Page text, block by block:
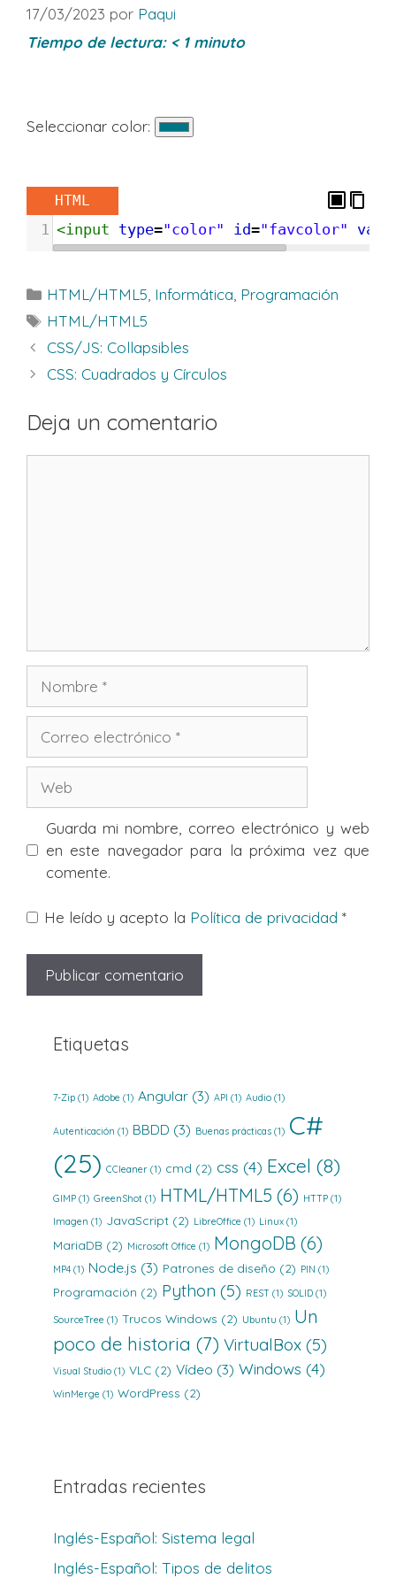
17/03/2023 por Paqui
Tiempo de lectura: < 1 minuto
Seleccionar color:
HTML
1 <input type="color" id="favcolor"
Categorías
HTML/HTML5 Informática Programación
Etiquetas
HTML/HTML5
CSS/JS: Collapsibles
CSS: Cuadrados y Círculos
Deja un comentario
Nombre
electrónico
Guarda mi nombre, correo electrónico y web
en este navegador para la próxima vez que
comente.
He leído y acepto la Política de privacidad *
Etiquetas
7-Zip (1) Adobe (1) Angular (3) API (1) Audio (1)
Autenticación (1) BBDD (3) Buenas prácticas (1) C#
(25) CCleaner (1) cmd (2) css (4) Excel (8)
GIMP (1) GreenShot (1) HTML/HTML5 (6) HTTP (1)
Imagen (1) JavaScript (2) LibreOffice (1) Linux (1)
MariaDB (2) Microsoft Office (1) MongoDB (6)
MP4 (1) Node.js (3) Patrones de diseño (2) PIN (1)
Programación (2) Python (5) REST (1) SOLID (1)
SourceTree (1) Trucos Windows (2) Ubuntu (1) Un
poco de historia (7) VirtualBox (5)
Visual Studio (1) VLC (2) Vídeo (3) Windows (4)
WinMerge (1) WordPress (2)
Entradas recientes
Inglés-Español: Sistema legal
Inglés-Español: Tipos de delitos